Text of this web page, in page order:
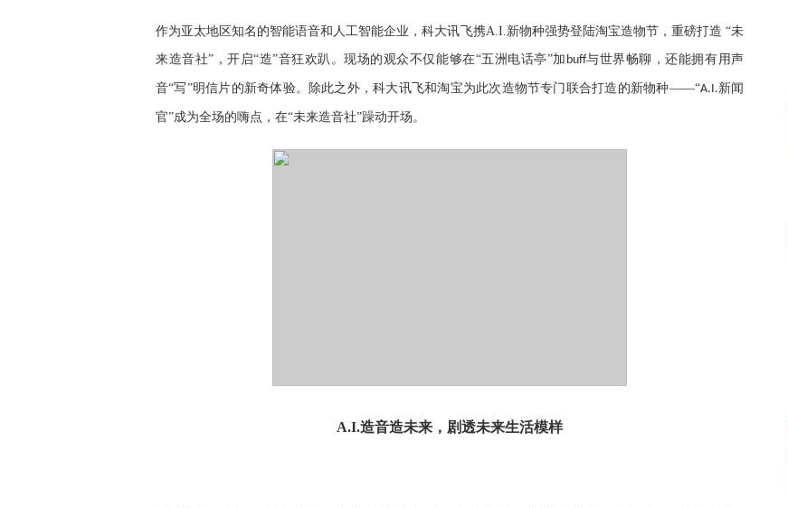
作为亚太地区知名的智能语音和人工智能企业，科大讯飞携A.I.新物种强势登陆淘宝造物节，重磅打造 “未
来造音社”，开启“造”音狂欢趴。现场的观众不仅能够在“五洲电话亭”加 buff与世界畅聊，还能拥有用声
音“写”明信片的新奇体验。除此之外，科大讯飞和淘宝为此次造物节专门联合打造的新物种——“A.I.新闻
官”成为全场的嗨点，在“未来造音社”躁动开场。
A.I.造音造未来，剧透未来生活模样